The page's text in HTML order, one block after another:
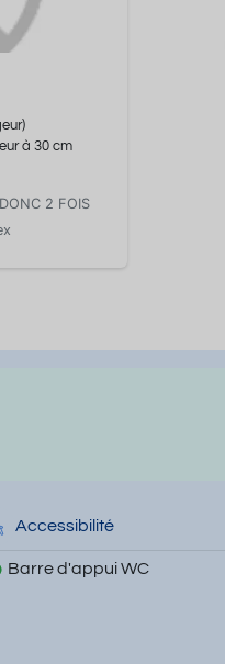
à 30 cm
2 FOIS
Accessibilité
Barre d'appui WC